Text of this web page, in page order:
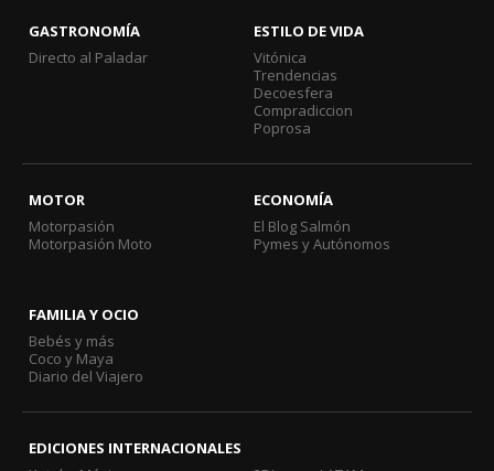
GASTRONOMÍA
Directo al Paladar
ESTILO DE VIDA
Vitónica
Trendencias
Decoesfera
Compradiccion
Poprosa
MOTOR
Motorpasión
Motorpasión Moto
ECONOMÍA
El Blog Salmón
Pymes y Autónomos
FAMILIA Y OCIO
Bebés y más
Coco y Maya
Diario del Viajero
EDICIONES INTERNACIONALES